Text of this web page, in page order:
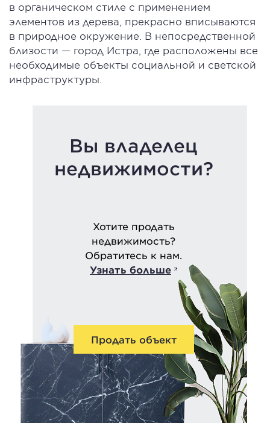
в органическом стиле с применением
элементов из дерева, прекрасно вписываются
в природное окружение. В непосредственной
близости — город Истра, где расположены все
необходимые объекты социальной и светской
инфраструктуры.
Вы владелец
недвижимости?
Хотите продать
недвижимость?
Обратитесь к нам.
Узнать больше
Продать объект